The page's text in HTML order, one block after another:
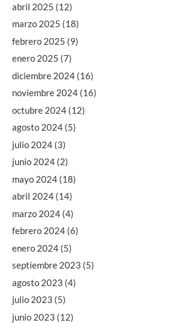
abril 2025 (12)
marzo 2025 (18)
febrero 2025 (9)
enero 2025 (7)
diciembre 2024 (16)
noviembre 2024 (16)
octubre 2024 (12)
agosto 2024 (5)
julio 2024 (3)
junio 2024 (2)
mayo 2024 (18)
abril 2024 (14)
marzo 2024 (4)
febrero 2024 (6)
enero 2024 (5)
septiembre 2023 (5)
agosto 2023 (4)
julio 2023 (5)
junio 2023 (12)